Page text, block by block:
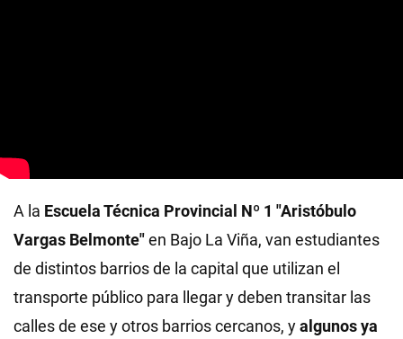
A la Escuela Técnica Provincial Nº 1 "Aristóbulo
Vargas Belmonte"en Bajo La Viña, van estudiantes
de distintos barrios de la capital que utilizan el
transporte público para llegar y deben transitar las
calles de ese y otros barrios cercanos, yalgunos ya